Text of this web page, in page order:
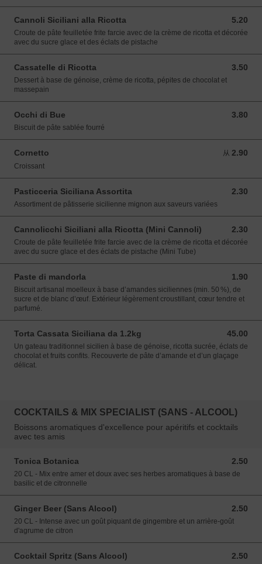
Cannoli Siciliani alla Ricotta 5.20
5.20 EUR
Croute de pâte feuilletée frite farcie avec de la crème de ricotta et décorée
avec du sucre glace et des éclats de pistache
Cassatelle di Ricotta 3.50
3.50 EUR
Dessert à base de génoise, crème de ricotta, pépites de chocolat et
massepain
Occhi di Bue 3.80
3.80 EUR
Biscuit de pâte sablée fourré
Cornetto 从 2.90
从 2.90 EUR
Croissant
Pasticceria Siciliana Assortita 2.30
2.30 EUR
Assortiment de pâtisserie sicilienne mignon aux saveurs variées
Cannolicchi Siciliani alla Ricotta (Mini Cannoli) 2.30
2.30 EUR
Croute de pâte feuilletée frite farcie avec de la crème de ricotta et décorée
avec du sucre glace et des éclats de pistache (Mini Tube)
Paste di mandorla 1.90
1.90 EUR
Biscuit artisanal moelleux à base d’amandes siciliennes (min. 50 %), de
sucre et de blanc d’œuf. Extérieur légèrement croustillant, cœur tendre et
parfumé.
Torta Cassata Siciliana da 1.2kg 45.00
45.00 EUR
Un gateau traditionnel sicilien à base de génoise, ricotta sucrée, éclats de
chocolat et fruits confits. Recouverte de pâte d’amande et d’un glaçage
délicat.
COCKTAILS & MIX SPECIALIST (SANS - ALCOOL)
Boissons aromatiques d'excellence pour apéritifs et cocktails
avec tes amis
Tonica Botanica 2.50
2.50 EUR
20 CL - Mix entre amer et doux avec ses herbes aromatiques à base de
basilic et de citronnelle
Ginger Beer (Sans Alcool) 2.50
2.50 EUR
20 CL - Intense avec un goût piquant de gingembre et un arrière-goût
d'agrume de citron
Cocktail Spritz (Sans Alcool) 2.50
2.50 EUR